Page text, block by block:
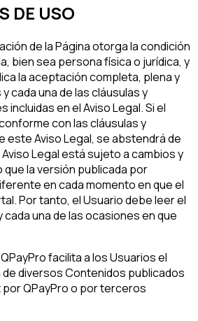
DE USO
de la Página otorga la condición
bien sea persona física o jurídica, y
la aceptación completa, plena y
cada una de las cláusulas y
en el Aviso Legal. Si el
con las cláusulas y
este Aviso Legal, se abstendrá de
Legal está sujeto a cambios y
la versión publicada por
en cada momento en que el
Por tanto, el Usuario debe leer el
cada una de las ocasiones en que
facilita a los Usuarios el
diversos Contenidos publicados
QPayPro o por terceros